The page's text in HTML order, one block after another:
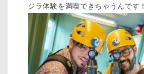
ジラ体験を満喫できちゃうんです！